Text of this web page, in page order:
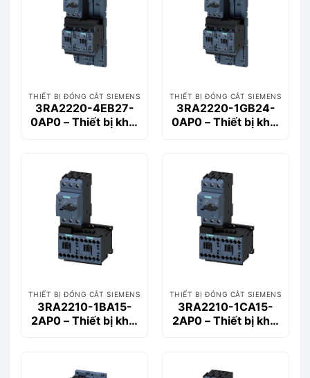
THIẾT BỊ ĐÓNG CẮT SIEMENS
3RA2220-4EB27-
0AP0 – Thiết bị khởi
THIẾT BỊ ĐÓNG CẮT SIEMENS
3RA2220-1GB24-
0AP0 – Thiết bị khởi
THIẾT BỊ ĐÓNG CẮT SIEMENS
3RA2210-1BA15-
2AP0 – Thiết bị khởi
THIẾT BỊ ĐÓNG CẮT SIEMENS
3RA2210-1CA15-
2AP0 – Thiết bị khởi